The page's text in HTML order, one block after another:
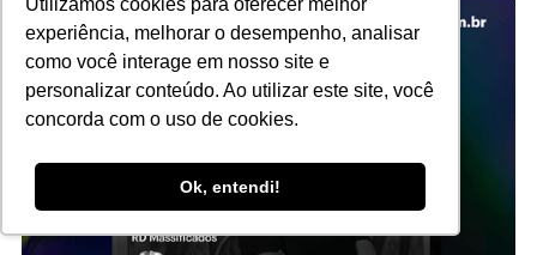
Utilizamos cookies para oferecer melhor
experiência, melhorar o desempenho, analisar
como você interage em nosso site e
personalizar conteúdo. Ao utilizar este site, você
concorda com o uso de cookies.
Ok, entendi!